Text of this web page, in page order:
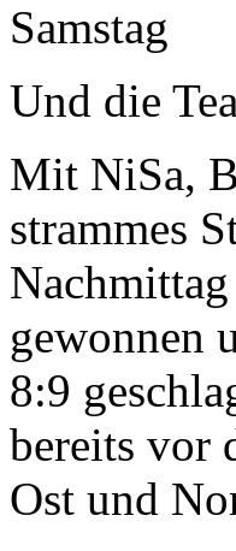
Samstag
Und die
Mit NiSa,
strammes
gewonnen
8:9
bereits vor
Ost und